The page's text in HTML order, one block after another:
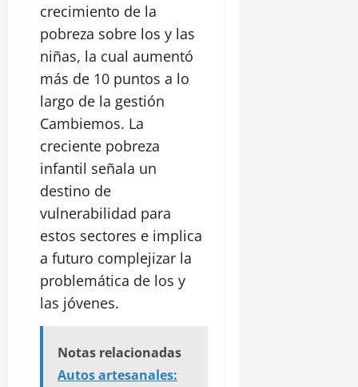
crecimiento de la
pobreza sobre los y las
niñas, la cual aumentó
más de 10 puntos a lo
largo de la gestión
Cambiemos. La
creciente pobreza
infantil señala un
destino de
vulnerabilidad para
estos sectores e implica
a futuro complejizar la
problemática de los y
las jóvenes.
Notas relacionadas
Autos artesanales: